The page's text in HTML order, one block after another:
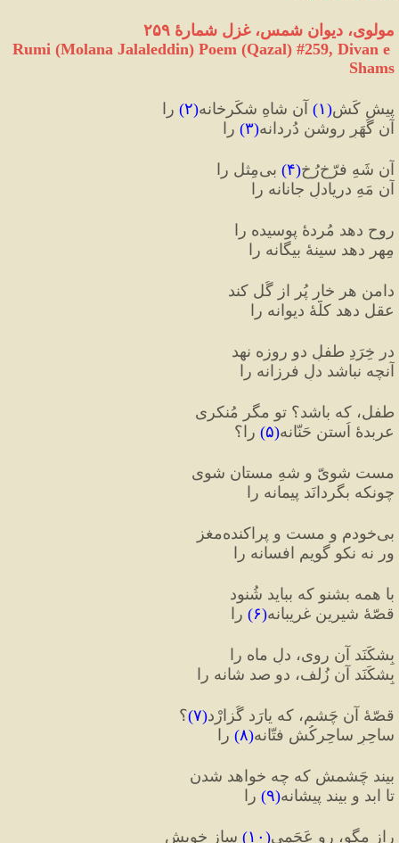
مولوی، دیوان شمس، غزل شمارهٔ ۲۵۹
Rumi (Molana Jalaleddin) Poem (Qazal) #259, Divan e
Shams
پیش کَش(۱) آن شاهِ شکَرخانه(۲) را
آن گُهَرِ روشنِ دُردانه(۳) را
آن شَهِ فرّخ‌رُخِ (۴) بی‌مِثل را
آن مَهِ دریادلِ جانانه را
روح دهد مُردهٔ پوسیده را
مِهر دهد سینهٔ بیگانه را
دامنِ هر خار پُر از گُل کند
عقل دهد کلّهٔ دیوانه را
در خِرَدِ طفلِ دو روزه نهد
آنچه نباشد دلِ فرزانه را
طفل، که باشد؟ تو مگر مُنکری
عربدهٔ اُستنِ حَنّانه(۵) را؟
مست شویّ و شهِ مستان شوی
چونکه بگردانَد پیمانه را
بی‌خودم و مست و پراکنده‌مغز
ور نه نکو گویم افسانه را
با همه بشنو که بباید شُنود
قصّهٔ شیرینِ غریبانه(۶) را
بِشکَنَد آن روی، دلِ ماه را
بِشکَنَد آن زُلف، دو صد شانه را
قصّهٔ آن چَشم، که یارَد گُزارْد(۷)؟
ساحِرِ ساحِرکُش فتّانه(۸) را
بیند چَشمش که چه خواهد شدن
تا ابد و بیند پیشانه(۹) را
راز مگو، رو عَجَمی( ۱۰) ساز خویش